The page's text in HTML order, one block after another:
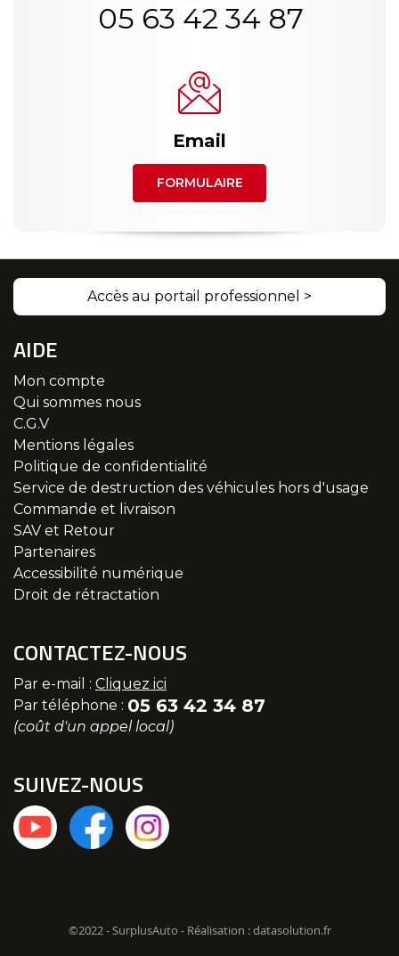
05 63 42 34 87
Email
FORMULAIRE
Accès au portail professionnel >
AIDE
Mon compte
Qui sommes nous
C.G.V
Mentions légales
Politique de confidentialité
Service de destruction des véhicules hors d'usage
Commande et livraison
SAV et Retour
Partenaires
Accessibilité numérique
Droit de rétractation
CONTACTEZ-NOUS
Par e-mail : Cliquez ici
Par téléphone : 05 63 42 34 87
(coût d'un appel local)
SUIVEZ-NOUS
©2022 - SurplusAuto - Réalisation : datasolution.fr